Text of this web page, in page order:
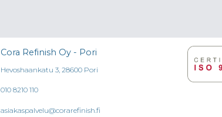
Cora Refinish Oy - Pori
Hevoshaankatu 3, 28600 Pori
010 8210 110
asiakaspalvelu@corarefinish.fi